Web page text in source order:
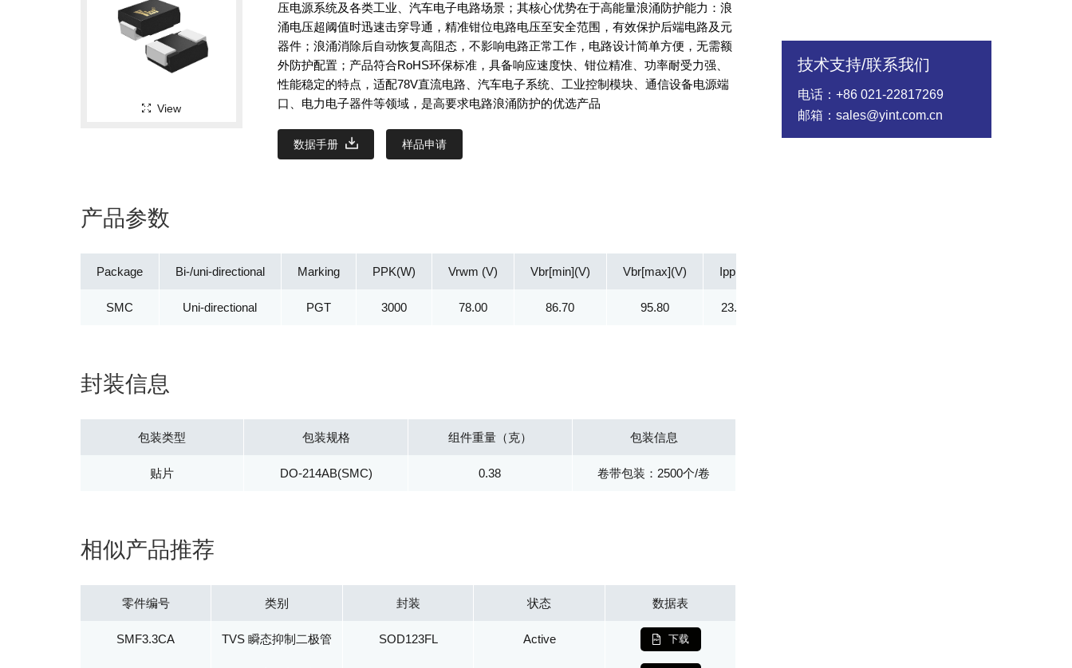
View
压电源系统及各类工业、汽车电子电路场景；其核心优势在于高能量浪涌防护能力：浪
涌电压超阈值时迅速击穿导通，精准钳位电路电压至安全范围，有效保护后端电路及元
器件；浪涌消除后自动恢复高阻态，不影响电路正常工作，电路设计简单方便，无需额
外防护配置；产品符合RoHS环保标准，具备响应速度快、钳位精准、功率耐受力强、
性能稳定的特点，适配78V直流电路、汽车电子系统、工业控制模块、通信设备电源端
口、电力电子器件等领域，是高要求电路浪涌防护的优选产品
数据手册 样品申请
产品参数
Package
SMC
Bi-/uni-directional
Uni-directional
Marking
PGT
PPK(W)
3000
Vrwm (V)
78.00
Vbr[min](V)
86.70
Vbr[max](V)
95.80
Ipp(A)
23.80
封装信息
包装类型
贴片
包装规格
DO-214AB(SMC)
组件重量（克）
0.38
包装信息
卷带包装：2500个/卷
相似产品推荐
零件编号 类别 封装 状态 数据表
SMF3.3CA TVS 瞬态抑制二极管 SOD123FL Active 下载
技术支持/联系我们
电话：+86 021-22817269
邮箱：sales@yint.com.cn